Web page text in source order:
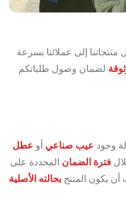
إلى عملائنا بسرعة
لضمان وصول طلباتكم
وجود عيب صناعي أو عطل
فترة الضمان المحددة على
يكون المنتج بحالته الأصلية